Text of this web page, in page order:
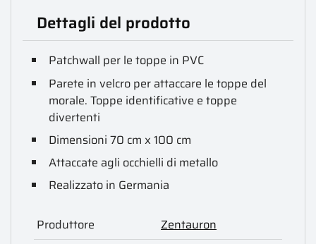
Dettagli del prodotto
Patchwall per le toppe in PVC
Parete in velcro per attaccare le toppe del
morale. Toppe identificative e toppe
divertenti
Dimensioni 70 cm x 100 cm
Attaccate agli occhielli di metallo
Realizzato in Germania
Produttore
Zentauron